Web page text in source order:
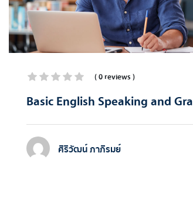
( 0 reviews )
Basic English Speaking and
ศิริวัฒน์ ภาภิรมย์